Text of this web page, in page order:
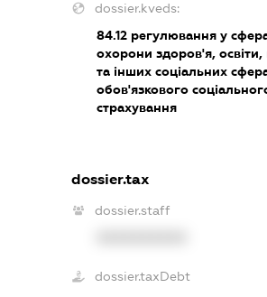
dossier.kveds:
84.12регулювання у
охорони здоров'я, освіти,
та інших соціальних
обов'язкового
страхування
dossier.tax
dossier.staff
dossier.taxDebt